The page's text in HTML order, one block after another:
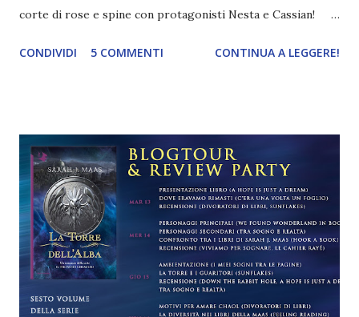
corte di rose e spine con protagonisti Nesta e Cassian!
Serie: Acotar 4 Pagine: 720 Editore: Mondadori Data di
incline al perdono. E da quando è stata costretta a entrare
nel Calderone ed è diventata una Fae contro la sua volontà,
ha cercato in ogni modo di allontanarsi dalla sorella e dalla
corte della Notte per trovare un posto per sé all'interno
dello strano mondo in cui è costretta a vivere. Quel che è
peggio è che non sembra essere ancora riuscita a superare
l'orrore della guerra con Hybern. Di certo non ha
dimenticato tutto ciò che ha perso per colpa sua....
CONDIVIDI 5 COMMENTI CONTINUA A LEGGERE!